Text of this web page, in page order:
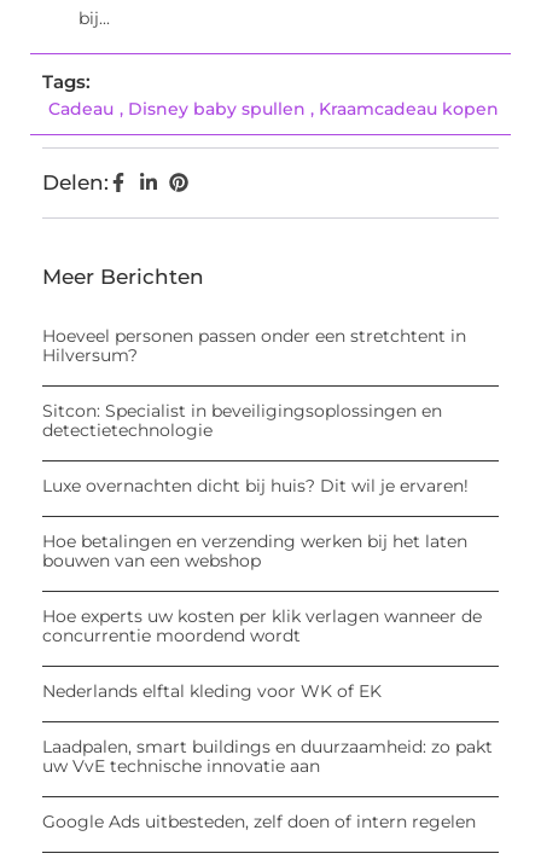
bij...
Tags:
Cadeau , Disney baby spullen , Kraamcadeau kopen
Delen:
Meer Berichten
Hoeveel personen passen onder een stretchtent in
Hilversum?
Sitcon: Specialist in beveiligingsoplossingen en
detectietechnologie
Luxe overnachten dicht bij huis? Dit wil je ervaren!
Hoe betalingen en verzending werken bij het laten
bouwen van een webshop
Hoe experts uw kosten per klik verlagen wanneer de
concurrentie moordend wordt
Nederlands elftal kleding voor WK of EK
Laadpalen, smart buildings en duurzaamheid: zo pakt
uw VvE technische innovatie aan
Google Ads uitbesteden, zelf doen of intern regelen